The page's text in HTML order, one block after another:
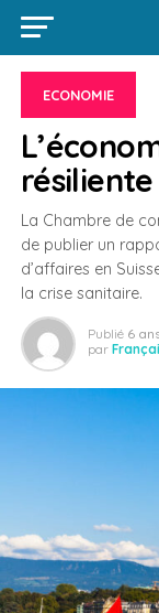
ECONOMIE
résiliente
La Chambre de
de publier un
d’affaires en
la crise sanitaire.
Publié 6
par